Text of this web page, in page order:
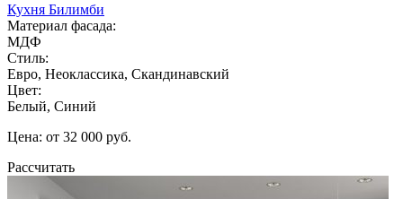
Кухня Билимби
Материал фасада:
МДФ
Стиль:
Евро, Неоклассика, Скандинавский
Цвет:
Белый, Синий
Цена: от 32 000 руб.
Рассчитать